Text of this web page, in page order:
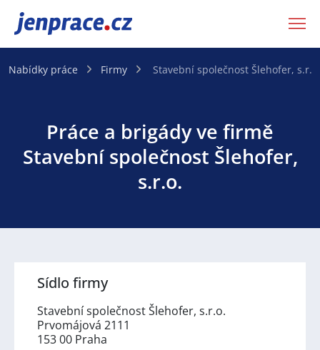
JenPráce.cz
Nabídky práce Firmy Stavební společnost Šlehofer, s.r.o.
Práce a brigády ve firmě
Stavební společnost Šlehofer,
s.r.o.
Sídlo firmy
Stavební společnost Šlehofer, s.r.o.
Prvomájová 2111
153 00 Praha